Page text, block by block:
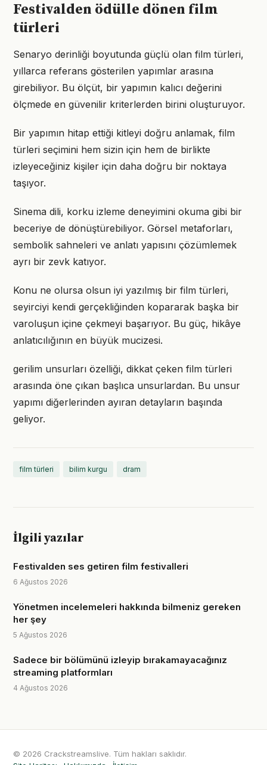
Festivalden ödülle dönen film
türleri
Senaryo derinliği boyutunda güçlü olan film türleri,
yıllarca referans gösterilen yapımlar arasına
girebiliyor. Bu ölçüt, bir yapımın kalıcı değerini
ölçmede en güvenilir kriterlerden birini oluşturuyor.
Bir yapımın hitap ettiği kitleyi doğru anlamak, film
türleri seçimini hem sizin için hem de birlikte
izleyeceğiniz kişiler için daha doğru bir noktaya
taşıyor.
Sinema dili, korku izleme deneyimini okuma gibi bir
beceriye de dönüştürebiliyor. Görsel metaforları,
sembolik sahneleri ve anlatı yapısını çözümlemek
ayrı bir zevk katıyor.
Konu ne olursa olsun iyi yazılmış bir film türleri,
seyirciyi kendi gerçekliğinden kopararak başka bir
varoluşun içine çekmeyi başarıyor. Bu güç, hikâye
anlatıcılığının en büyük mucizesi.
gerilim unsurları özelliği, dikkat çeken film türleri
arasında öne çıkan başlıca unsurlardan. Bu unsur
yapımı diğerlerinden ayıran detayların başında
geliyor.
film türleri bilim kurgu dram
İlgili yazılar
Festivalden ses getiren film festivalleri
6 Ağustos 2026
Yönetmen incelemeleri hakkında bilmeniz gereken
her şey
5 Ağustos 2026
Sadece bir bölümünü izleyip bırakamayacağınız
streaming platformları
4 Ağustos 2026
© 2026 Crackstreamslive. Tüm hakları saklıdır.